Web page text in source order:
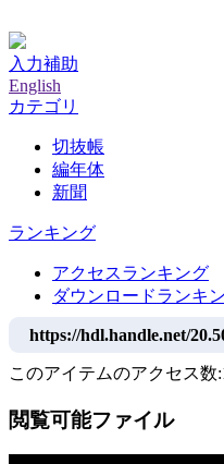
入力補助
English
カテゴリ
切抜帳
編年体
新聞
ランキング
アクセスランキング
ダウンロードランキ
https://hdl.handle.net/
このアイテムのアクセス数:
閲覧可能ファイル